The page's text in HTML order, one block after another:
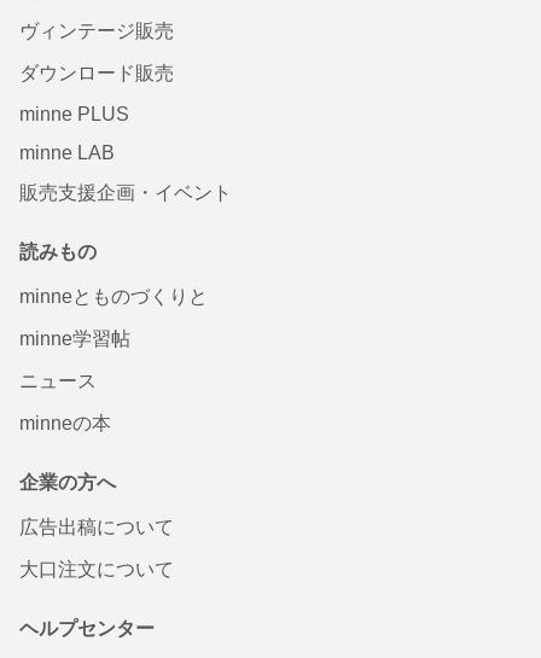
ヴィンテージ販売
ダウンロード販売
minne PLUS
minne LAB
販売支援企画・イベント
読みもの
minneとものづくりと
minne学習帖
ニュース
minneの本
企業の方へ
広告出稿について
大口注文について
ヘルプセンター